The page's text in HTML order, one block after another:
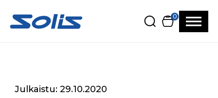
0
Julkaistu: 29.10.2020